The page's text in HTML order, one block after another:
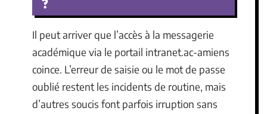
?
Il peut arriver que l’accès à la messagerie
académique via le portail intranet.ac-amiens
coince. L’erreur de saisie ou le mot de passe
oublié restent les incidents de routine, mais
d’autres soucis font parfois irruption sans